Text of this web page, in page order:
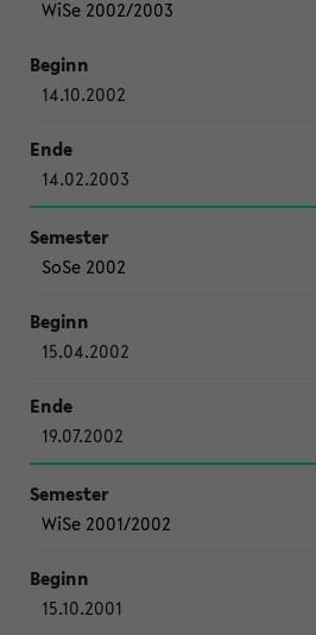
WiSe 2002/2003
14.10.2002
14.02.2003
SoSe 2002
15.04.2002
19.07.2002
WiSe 2001/2002
15.10.2001